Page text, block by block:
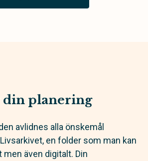
planering
avlidnes alla önskemål
en folder som man kan
även digitalt. Din